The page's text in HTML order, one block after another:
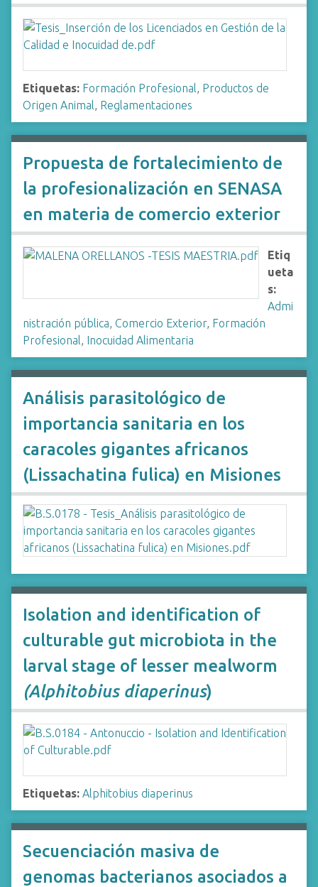
Etiquetas: Formación Profesional, Productos de
Origen Animal, Reglamentaciones
Propuesta de fortalecimiento de
la profesionalización en SENASA
en materia de comercio exterior
Etiq
ueta
s:
Admi
nistración pública, Comercio Exterior, Formación
Profesional, Inocuidad Alimentaria
Análisis parasitológico de
importancia sanitaria en los
caracoles gigantes africanos
(Lissachatina fulica) en Misiones
Isolation and identification of
culturable gut microbiota in the
larval stage of lesser mealworm
(Alphitobius diaperinus)
Etiquetas: Alphitobius diaperinus
Secuenciación masiva de
genomas bacterianos asociados a